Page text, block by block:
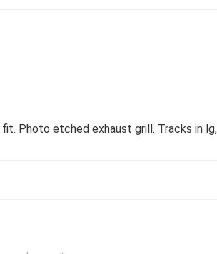
Photo etched exhaust grill. Tracks in